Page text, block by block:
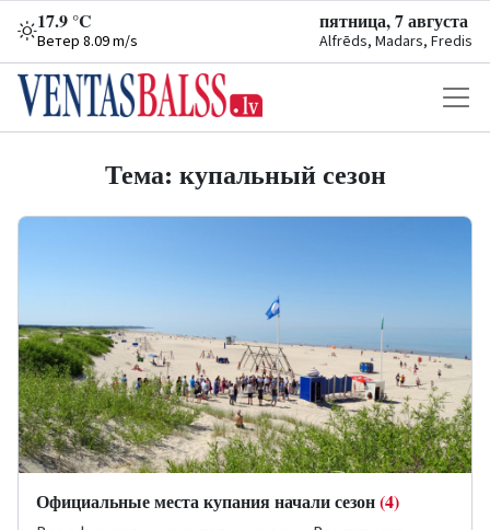
17.9 °C
Ветер 8.09 m/s
пятница, 7 августа
Alfrēds, Madars, Fredis
Тема: купальный сезон
Официальные места купания начали сезон(4)